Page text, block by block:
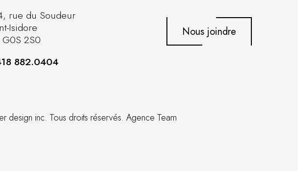
rue du Soudeur
Isidore
2S0
882.0404
Nous joindre
design inc. Tous droits réservés. Agence Team